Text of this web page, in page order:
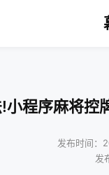
小程序麻将控
发布时间：
发